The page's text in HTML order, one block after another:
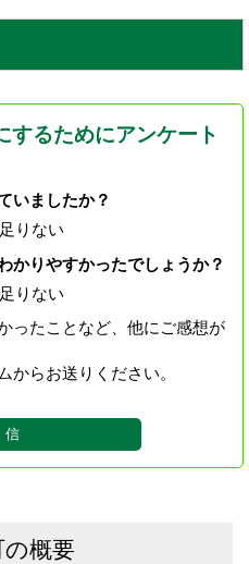
するためにアンケート
いましたか？
りない
かりやすかったでしょうか？
りない
ったことなど、他にご感想が
からお送りください。
の概要